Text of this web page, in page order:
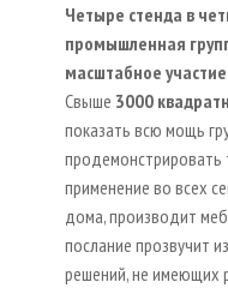
Четыре стенда в
промышленная
масштабное
Свыше 3000
показать всю мощь
продемонстрировать
применение во всех
дома, производит
послание прозвучит
решений, не